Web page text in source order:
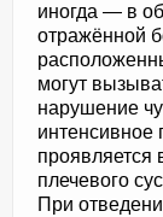
иногда — в
отражённой
могут
нарушение
интенсивное
плечевого
При